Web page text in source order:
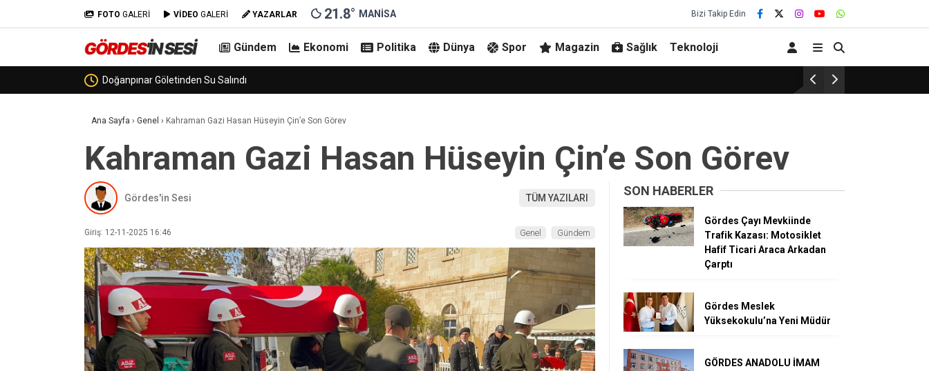
FOTO GALERİ VİDEO GALERİ YAZARLAR 21.8° MANISA Bizi Takip Edin
Gündem Ekonomi Politika Dünya Spor Magazin Sağlık Teknoloji
Görenez Mevkiinde Hafriyat Kamyonu Devrildi Gelenek bozulmadı… Başarı
Ana Sayfa › Genel › Kahraman Gazi Hasan Hüseyin Çin’e Son Görev
Kahraman Gazi Hasan Hüseyin Çin’e Son Görev
Gördes'in Sesi TÜM YAZILARI
Giriş: 12-11-2025 16:46 Genel Gündem
SON HABERLER
Gördes Çayı Mevkiinde
Trafik Kazası: Motosiklet
Hafif Ticari Araca Arkadan
Çarptı
Gördes Meslek
Yüksekokulu’na Yeni Müdür
GÖRDES ANADOLU İMAM